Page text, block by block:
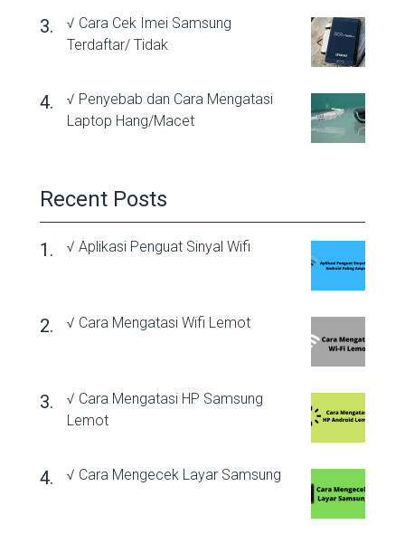
√ Cara Cek Imei Samsung
Terdaftar/ Tidak
√ Penyebab dan Cara Mengatasi
Laptop Hang/Macet
Recent Posts
√ Aplikasi Penguat Sinyal Wifi
√ Cara Mengatasi Wifi Lemot
√ Cara Mengatasi HP Samsung
Lemot
√ Cara Mengecek Layar Samsung